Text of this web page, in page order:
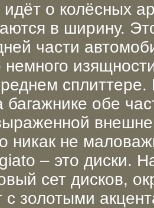
о колёсных
в ширину.
части
немного
обе
никак не
– это диски.
сет дисков,
с золотыми